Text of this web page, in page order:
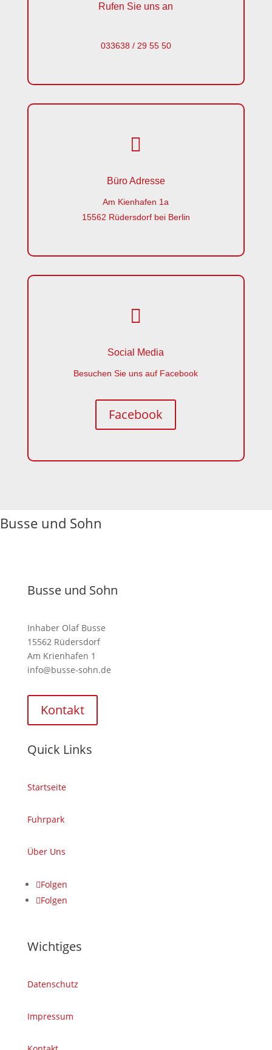
Rufen Sie uns an
033638 / 29 55 50

Büro Adresse
Am Kienhafen 1a
15562 Rüdersdorf bei Berlin

Social Media
Besuchen Sie uns auf Facebook
Facebook
Busse und Sohn
Busse und Sohn
Inhaber Olaf Busse
15562 Rüdersdorf
Am Krienhafen 1
info@busse-sohn.de
Kontakt
Quick Links
Startseite
Fuhrpark
Über Uns
Folgen
Folgen
Wichtiges
Datenschutz
Impressum